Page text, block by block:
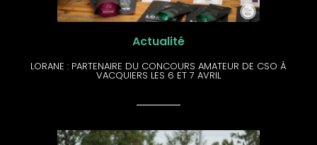
Actualité
LORANE : PARTENAIRE DU CONCOURS AMATEUR DE CSO À
VACQUIERS LES 6 ET 7 AVRIL​